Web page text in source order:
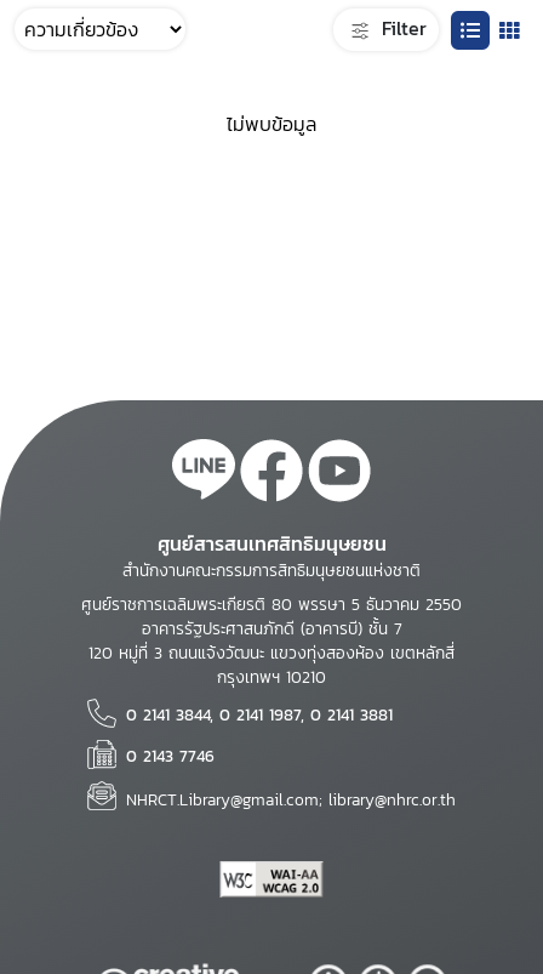
Filter
ไม่พบข้อมูล
ศูนย์สารสนเทศสิทธิมนุษยชน
สำนักงานคณะกรรมการสิทธิมนุษยชนแห่งชาติ
ศูนย์ราชการเฉลิมพระเกียรติ 80 พรรษา 5 ธันวาคม 2550
อาคารรัฐประศาสนภักดี (อาคารบี) ชั้น 7
120 หมู่ที่ 3 ถนนแจ้งวัฒนะ แขวงทุ่งสองห้อง เขตหลักสี่
กรุงเทพฯ 10210
0 2141 3844, 0 2141 1987, 0 2141 3881
0 2143 7746
NHRCT.Library@gmail.com; library@nhrc.or.th